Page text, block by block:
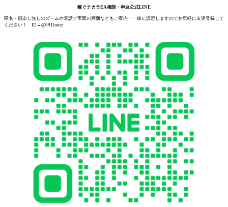
稼ぐチカラEA相談・申込公式LINE
匿名・顔出し無しのズームや電話で実際の画面などもご案内・一緒に設定しますのでお気軽に友達登録して
ください！ ID→@091lmrrz